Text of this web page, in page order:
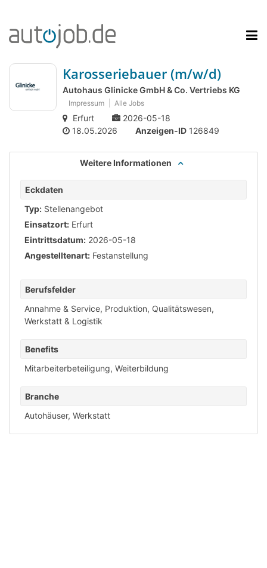
Karosseriebauer (m/w/d)
Autohaus Glinicke GmbH & Co. Vertriebs KG
Impressum Alle Jobs
Erfurt
2026-05-18
18.05.2026
Anzeigen-ID 126849
Weitere Informationen
Eckdaten
Typ: Stellenangebot
Einsatzort: Erfurt
Eintrittsdatum: 2026-05-18
Angestelltenart: Festanstellung
Berufsfelder
Annahme & Service, Produktion, Qualitätswesen,
Werkstatt & Logistik
Benefits
Mitarbeiterbeteiligung, Weiterbildung
Branche
Autohäuser, Werkstatt